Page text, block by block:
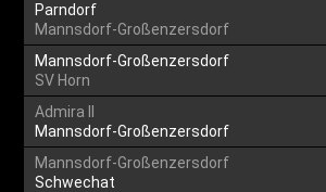
Parndorf
Mannsdorf-Großenzersdorf
Mannsdorf-Großenzersdorf
SV Horn
Admira II
Mannsdorf-Großenzersdorf
Mannsdorf-Großenzersdorf
Schwechat